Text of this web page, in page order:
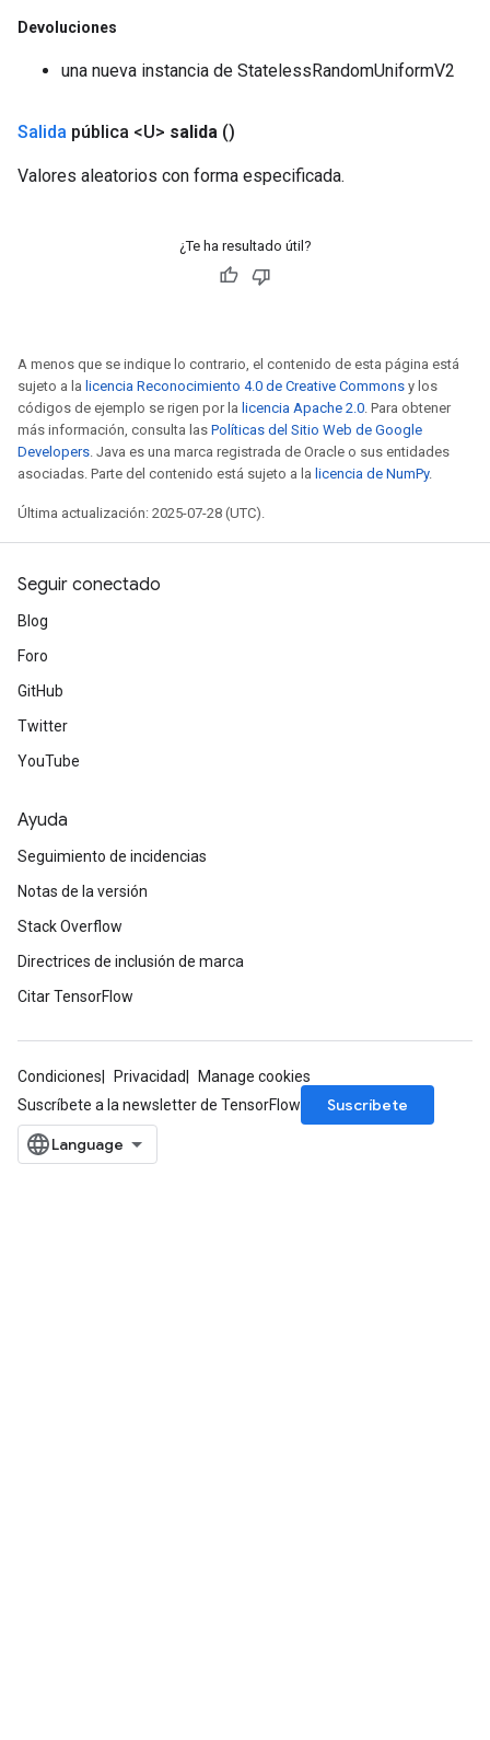
Devoluciones
una nueva instancia de StatelessRandomUniformV2
Salida pública <U> salida ()
Valores aleatorios con forma especificada.
¿Te ha resultado útil?
A menos que se indique lo contrario, el contenido de esta página está
sujeto a la licencia Reconocimiento 4.0 de Creative Commons y los
códigos de ejemplo se rigen por la licencia Apache 2.0. Para obtener
más información, consulta las Políticas del Sitio Web de Google
Developers. Java es una marca registrada de Oracle o sus entidades
asociadas. Parte del contenido está sujeto a la licencia de NumPy.
Última actualización: 2025-07-28 (UTC).
Seguir conectado
Blog
Foro
GitHub
Twitter
YouTube
Ayuda
Seguimiento de incidencias
Notas de la versión
Stack Overflow
Directrices de inclusión de marca
Citar TensorFlow
Condiciones Privacidad
Manage cookies
Suscríbete a la newsletter de TensorFlow
Suscríbete